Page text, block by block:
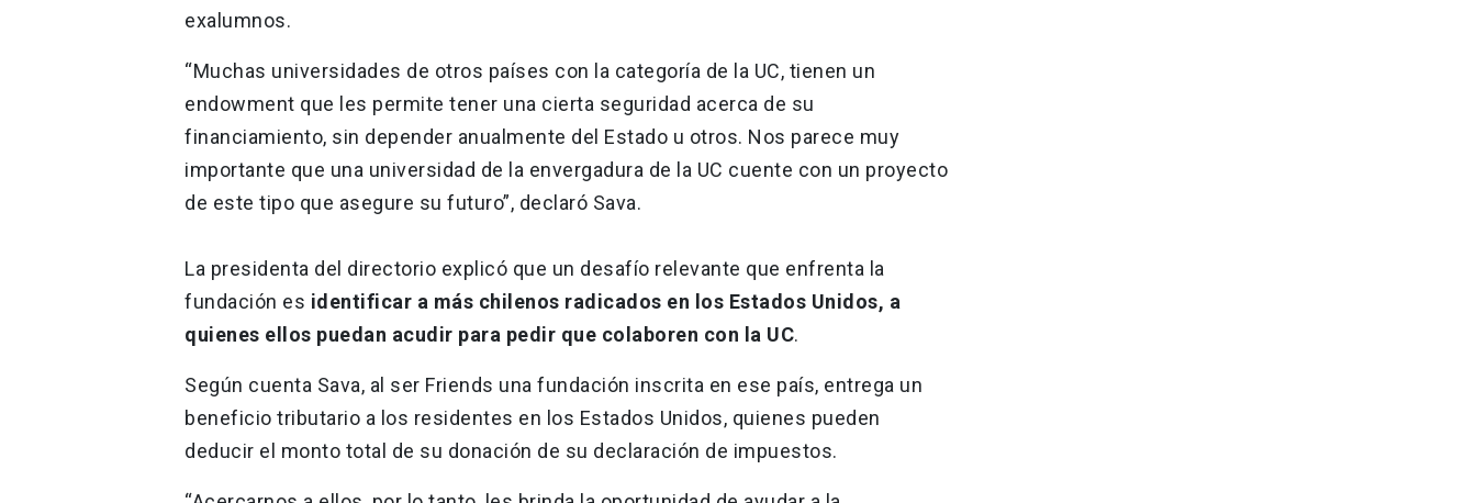
exalumnos.
“Muchas universidades de otros países con la categoría de la UC, tienen un
endowment que les permite tener una cierta seguridad acerca de su
financiamiento, sin depender anualmente del Estado u otros. Nos parece muy
importante que una universidad de la envergadura de la UC cuente con un proyecto
de este tipo que asegure su futuro”, declaró Sava.
La presidenta del directorio explicó que un desafío relevante que enfrenta la
fundación es identificar a más chilenos radicados en los Estados Unidos, a
quienes ellos puedan acudir para pedir que colaboren con la UC.
Según cuenta Sava, al ser Friends una fundación inscrita en ese país, entrega un
beneficio tributario a los residentes en los Estados Unidos, quienes pueden
deducir el monto total de su donación de su declaración de impuestos.